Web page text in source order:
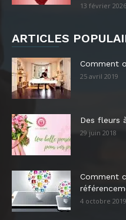
13 février 2026
ARTICLES
Comment
25 avril 2019
Des fleurs
29 juin 2018
Comment
4 octobre 2019